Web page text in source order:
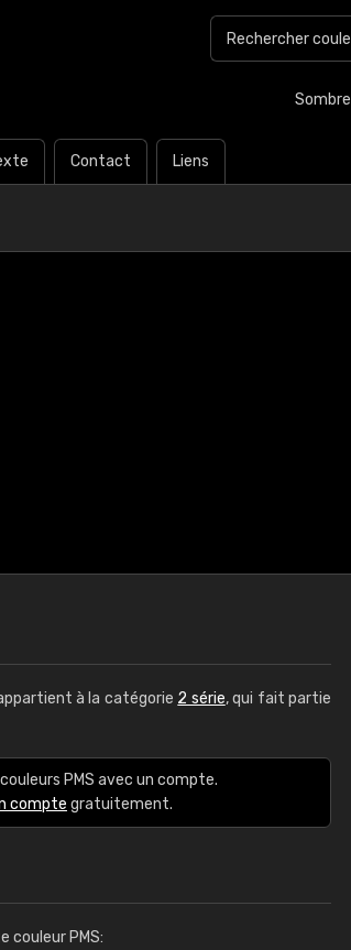
Sombre
Contact Liens
à la catégorie 2 série, qui fait partie
PMS avec un compte.
compte gratuitement.
couleur PMS: